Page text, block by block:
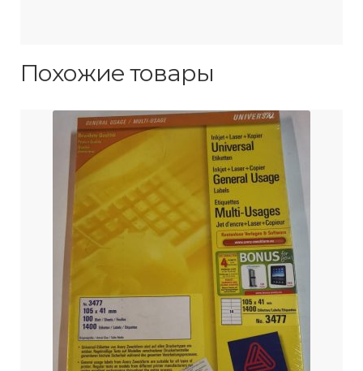
Похожие товары